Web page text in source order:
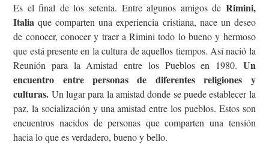
Es el final de los setenta. Entre algunos amigos de Rimini,
Italia que comparten una experiencia cristiana, nace un deseo
de conocer, conocer y traer a Rimini todo lo bueno y hermoso
que está presente en la cultura de aquellos tiempos. Así nació la
Reunión para la Amistad entre los Pueblos en 1980. Un
encuentro entre personas de diferentes religiones y
culturas. Un lugar para la amistad donde se puede establecer la
paz, la socialización y una amistad entre los pueblos. Estos son
encuentros nacidos de personas que comparten una tensión
hacia lo que es verdadero, bueno y bello.